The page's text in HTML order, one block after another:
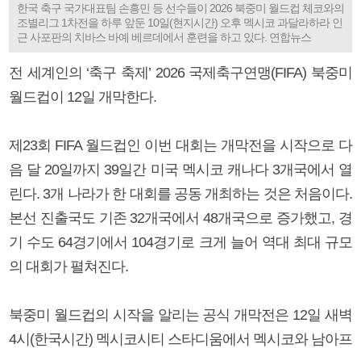
한국 축구 국가대표팀 손흥민 등 선수들이 2026 북중미 월드컵 체코와의
조별리그 1차전을 하루 앞둔 10일(현지시간) 오후 멕시코 과달라하라 인
근 사포판의 치바스 바예 베르데에서 훈련을 하고 있다. 연합뉴스
전 세계인의 ‘축구 축제’ 2026 국제축구연맹(FIFA) 북중미
월드컵이 12일 개막한다.
제23회 FIFA 월드컵인 이번 대회는 개막전을 시작으로 다
음 달 20일까지 39일간 미국 멕시코 캐나다 3개국에서 열
린다. 3개 나라가 한 대회를 공동 개최하는 것은 처음이다.
본선 진출국도 기존 32개국에서 48개국으로 증가했고, 경
기 수도 64경기에서 104경기로 크게 늘어 역대 최대 규모
의 대회가 펼쳐진다.
북중미 월드컵의 시작을 알리는 공식 개막전은 12일 새벽
4시(한국시간) 멕시코시티 스타디움에서 멕시코와 남아프